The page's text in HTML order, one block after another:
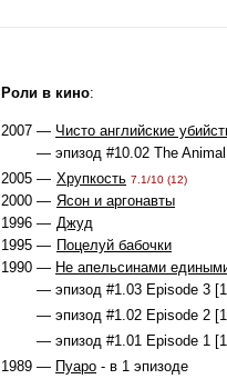
Роли в кино:
2007 — Чисто английские
— эпизод #10.02 The
2005 — Хрупкость 7.1/10 (12)
2000 — Ясон и аргонавты
1996 — Джуд
1995 — Поцелуй бабочки
1990 — Не апельсинами
— эпизод #1.03 Episode 3
— эпизод #1.02 Episode 2
— эпизод #1.01 Episode 1
1989 — Пуаро - в 1 эпизоде